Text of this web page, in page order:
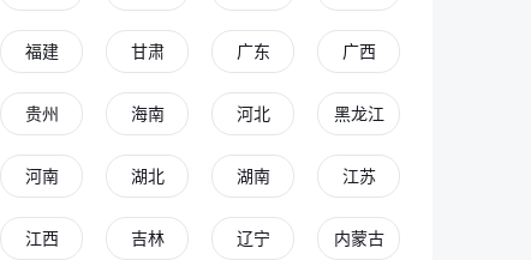
福建 甘肃 广东 广西
贵州 海南 河北 黑龙江
河南 湖北 湖南 江苏
江西 吉林 辽宁 内蒙古